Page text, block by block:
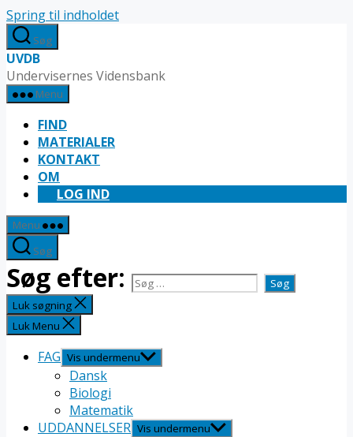
Spring til indholdet
Søg
UVDB
Undervisernes Vidensbank
Menu
FIND
MATERIALER
KONTAKT
OM
LOG IND
Menu
Søg
Søg efter:
Luk søgning
Luk Menu
FAG Vis undermenu
Dansk
Biologi
Matematik
UDDANNELSER Vis undermenu